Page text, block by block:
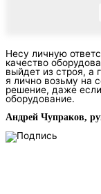
Несу личную
качество
выйдет из строя, а
я лично возьму на
решение, даже
оборудование.
Андрей Чупраков,